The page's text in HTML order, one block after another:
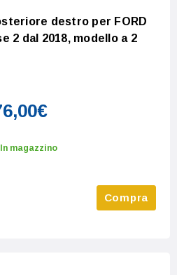
destro per FORD
2 dal 2018, modello a 2
In magazzino
Compra